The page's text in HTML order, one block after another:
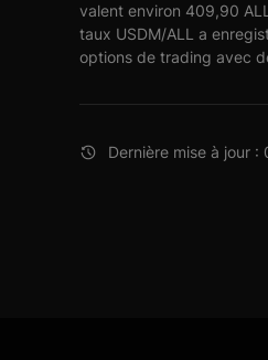
valent environ 409,90
taux USDM/ALL a
options de trading avec
Dernière mise à jour